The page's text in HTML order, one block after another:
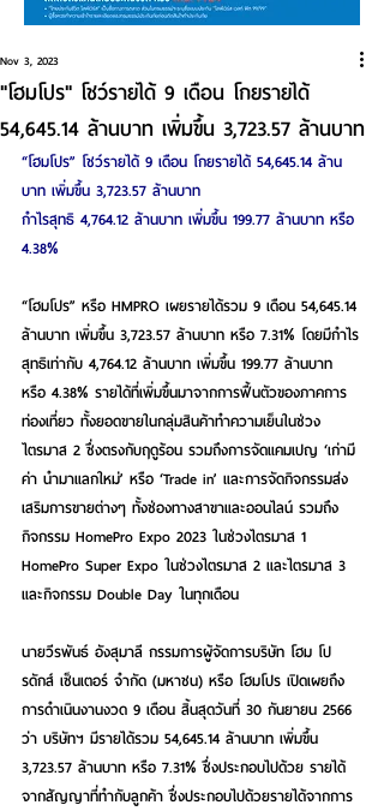
"โฮมโปร" โชว์รายได้ 9 เดือน โกยรายได้
54,645.14 ล้านบาท เพิ่มขึ้น 3,723.57 ล้านบาท
Nov 3, 2023
“โฮมโปร” โชว์รายได้ 9 เดือน โกยรายได้ 54,645.14 ล้าน
บาท เพิ่มขึ้น 3,723.57 ล้านบาท
กำไรสุทธิ 4,764.12 ล้านบาท เพิ่มขึ้น 199.77 ล้านบาท หรือ
4.38%
“โฮมโปร” หรือ HMPRO เผยรายได้รวม 9 เดือน 54,645.14
ล้านบาท เพิ่มขึ้น 3,723.57 ล้านบาท หรือ 7.31% โดยมีกำไร
สุทธิเท่ากับ 4,764.12 ล้านบาท เพิ่มขึ้น 199.77 ล้านบาท
หรือ 4.38% รายได้ที่เพิ่มขึ้นมาจากการฟื้นตัวของภาคการ
ท่องเที่ยว ทั้งยอดขายในกลุ่มสินค้าทำความเย็นในช่วง
ไตรมาส 2 ซึ่งตรงกับฤดูร้อน รวมถึงการจัดแคมเปญ ‘เก่ามี
ค่า นำมาแลกใหม่’ หรือ ‘Trade in’ และการจัดกิจกรรมส่ง
เสริมการขายต่างๆ ทั้งช่องทางสาขาและออนไลน์ รวมถึง
กิจกรรม HomePro Expo 2023 ในช่วงไตรมาส 1
HomePro Super Expo ในช่วงไตรมาส 2 และไตรมาส 3
และกิจกรรม Double Day ในทุกเดือน
นายวีรพันธ์ อังสุมาลี กรรมการผู้จัดการบริษัท โฮม โป
รดักส์ เซ็นเตอร์ จำกัด (มหาชน) หรือ โฮมโปร เปิดเผยถึง
การดำเนินงานงวด 9 เดือน สิ้นสุดวันที่ 30 กันยายน 2566
ว่า บริษัทฯ มีรายได้รวม 54,645.14 ล้านบาท เพิ่มขึ้น
3,723.57 ล้านบาท หรือ 7.31% ซึ่งประกอบไปด้วย รายได้
จากสัญญาที่ทำกับลูกค้า ซึ่งประกอบไปด้วยรายได้จากการ